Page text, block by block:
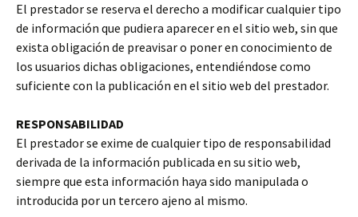
El prestador se reserva el derecho a modificar cualquier tipo
de información que pudiera aparecer en el sitio web, sin que
exista obligación de preavisar o poner en conocimiento de
los usuarios dichas obligaciones, entendiéndose como
suficiente con la publicación en el sitio web del prestador.
RESPONSABILIDAD
El prestador se exime de cualquier tipo de responsabilidad
derivada de la información publicada en su sitio web,
siempre que esta información haya sido manipulada o
introducida por un tercero ajeno al mismo.